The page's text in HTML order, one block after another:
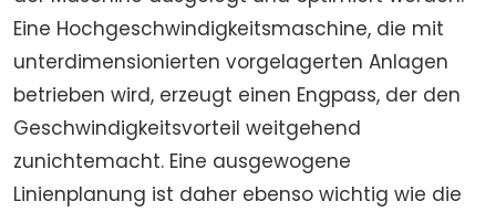
Eine Hochgeschwindigkeitsmaschine, die mit
unterdimensionierten vorgelagerten Anlagen
betrieben wird, erzeugt einen Engpass, der den
Geschwindigkeitsvorteil weitgehend
zunichtemacht. Eine ausgewogene
Linienplanung ist daher ebenso wichtig wie die